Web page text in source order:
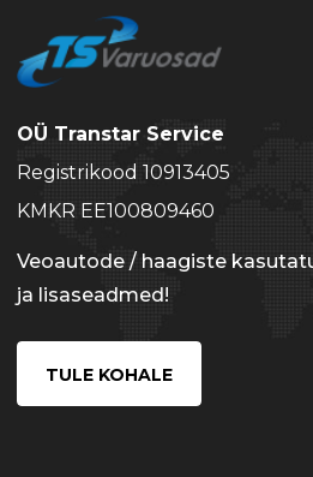
OÜ Transtar Service
Registrikood 10913405
KMKR EE100809460
Veoautode / haagiste
ja lisaseadmed!
TULE KOHALE